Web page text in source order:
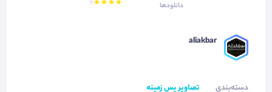
دانلودها
aliakbar ‌‌‌
دسته‌بندی
تصاویر پس زمینه